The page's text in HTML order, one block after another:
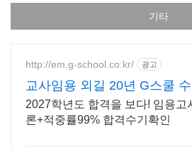
기타
http://em.g-school.co.kr/ 광고
교사임용 외길 20년 G스쿨
전문학원
2027학년도 합격을 보다! 임용고
론+적중률99% 합격수기확인